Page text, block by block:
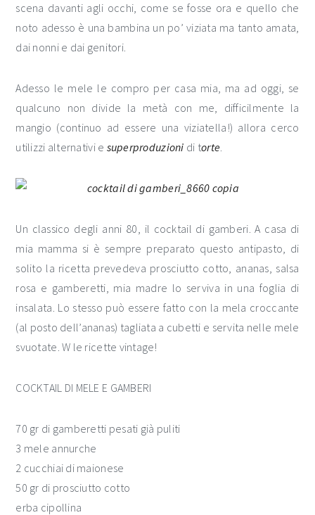
scena davanti agli occhi, come se fosse ora e quello che
noto adesso è una bambina un po’ viziata ma tanto amata,
dai nonni e dai genitori.
Adesso le mele le compro per casa mia, ma ad oggi, se
qualcuno non divide la metà con me, difficilmente la
mangio (continuo ad essere una viziatella!) allora cerco
utilizzi alternativi e superproduzioni di torte.
Un classico degli anni 80, il cocktail di gamberi. A casa di
mia mamma si è sempre preparato questo antipasto, di
solito la ricetta prevedeva prosciutto cotto, ananas, salsa
rosa e gamberetti, mia madre lo serviva in una foglia di
insalata. Lo stesso può essere fatto con la mela croccante
(al posto dell’ananas) tagliata a cubetti e servita nelle mele
svuotate. W le ricette vintage!
COCKTAIL DI MELE E GAMBERI
70 gr di gamberetti pesati già puliti
3 mele annurche
2 cucchiai di maionese
50 gr di prosciutto cotto
erba cipollina